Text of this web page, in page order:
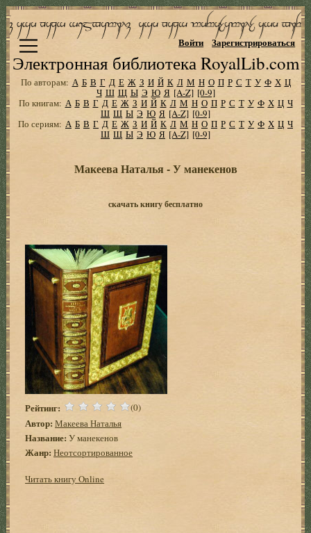
Электронная библиотека RoyalLib.com
Войти Зарегистрироваться
По авторам: А Б В Г Д Е Ж З И Й К Л М Н О П Р С Т У Ф Х Ц
Ч Ш Щ Ы Э Ю Я [A-Z] [0-9]
По книгам: А Б В Г Д Е Ж З И Й К Л М Н О П Р С Т У Ф Х Ц Ч
Ш Щ Ы Э Ю Я [A-Z] [0-9]
По сериям: А Б В Г Д Е Ж З И Й К Л М Н О П Р С Т У Ф Х Ц Ч
Ш Щ Ы Э Ю Я [A-Z] [0-9]
Макеева Наталья - У манекенов
скачать книгу бесплатно
Рейтинг: (0)
Автор: Макеева Наталья
Название: У манекенов
Жанр: Неотсортированное
Читать книгу Online